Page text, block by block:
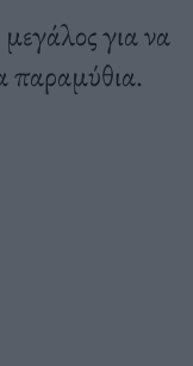
για να
παραμύθια.